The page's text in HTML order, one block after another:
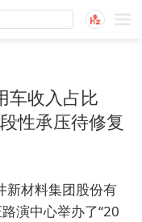
车收入占比
性承压待修复
新材料集团股份有
演中心举办了“20